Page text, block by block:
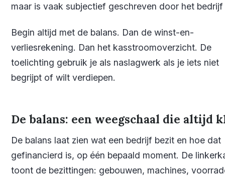
maar is vaak subjectief geschreven door het bedrijf
Begin altijd met de balans. Dan de winst-en-
verliesrekening. Dan het kasstroomoverzicht. De
toelichting gebruik je als naslagwerk als je iets niet
begrijpt of wilt verdiepen.
De balans: een weegschaal die altijd
De balans laat zien wat een bedrijf bezit en hoe dat
gefinancierd is, op één bepaald moment. De
toont de bezittingen: gebouwen, machines,